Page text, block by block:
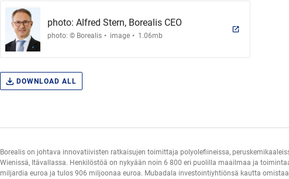
photo: Alfred Stern, Borealis CEO
photo: © Borealis . image. 1.06mb
DOWNLOAD ALL
Borealis on johtava innovatiivisten ratkaisujen toimittaja polyolefiineissa,
Wienissä, Itävallassa. Henkilöstöä on nykyään noin 6 800 eri puolilla maailmaa ja
miljardia euroa ja tulos 906 miljoonaa euroa. Mubadala investointiyhtiönsä kautta